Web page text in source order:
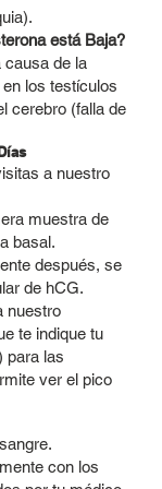
está Baja?
causa de la
los testículos
cerebro (falla de
a nuestro
muestra de
basal.
después, se
de hCG.
nuestro
te indique tu
para las
ver el pico
con los